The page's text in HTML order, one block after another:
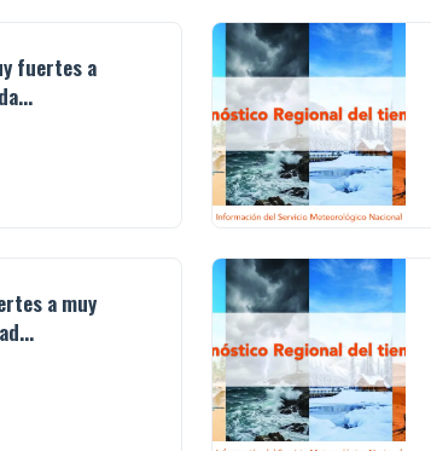
fuertes a
a muy